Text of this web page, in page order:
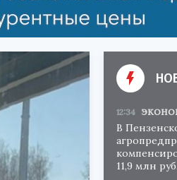
12:34
В
11,9 млн